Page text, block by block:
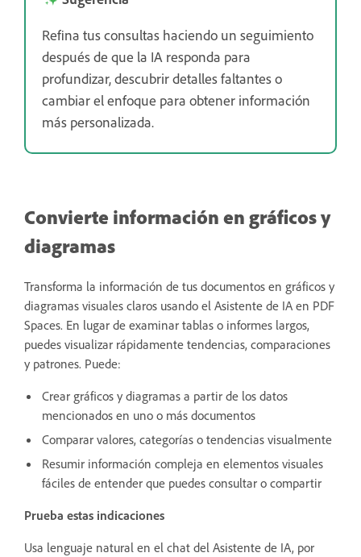
Refina tus consultas haciendo un seguimiento
después de que la IA responda para
profundizar, descubrir detalles faltantes o
cambiar el enfoque para obtener información
más personalizada.
Convierte información en gráficos y
diagramas
Transforma la información de tus documentos en gráficos y
diagramas visuales claros usando el Asistente de IA en PDF
Spaces. En lugar de examinar tablas o informes largos,
puedes visualizar rápidamente tendencias, comparaciones
y patrones. Puede:
Crear gráficos y diagramas a partir de los datos
mencionados en uno o más documentos
Comparar valores, categorías o tendencias visualmente
Resumir información compleja en elementos visuales
fáciles de entender que puedes consultar o compartir
Prueba estas indicaciones
Usa lenguaje natural en el chat del Asistente de IA, por